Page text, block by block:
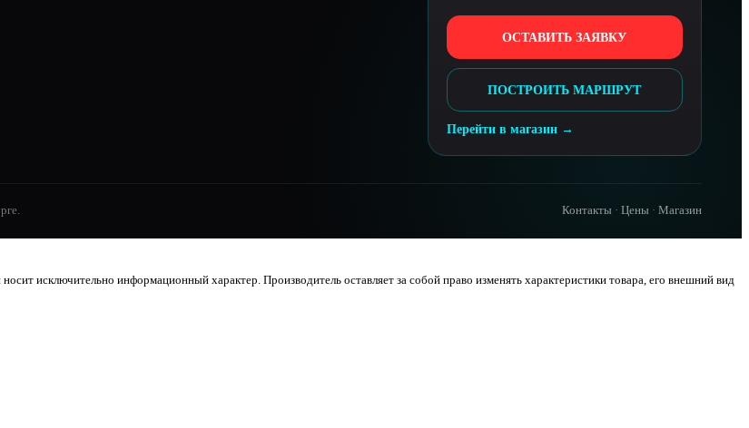
ОСТАВИТЬ ЗАЯВКУ
ПОСТРОИТЬ МАРШРУТ
Перейти в магазин →
Контакты · Цены · Магазин
исключительно информационный характер. Производитель оставляет за собой право изменять характеристики товара, его внешний вид